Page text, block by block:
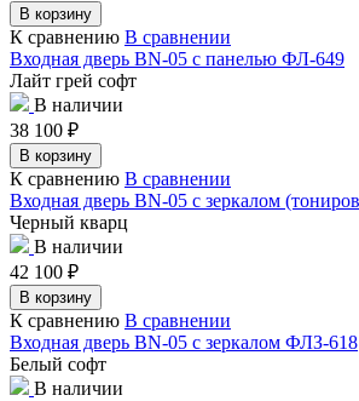
В корзину
К сравнению В сравнении
Входная дверь BN-05 с панелью ФЛ-649
Лайт грей софт
В наличии
38 100 ₽
В корзину
К сравнению В сравнении
Входная дверь BN-05 с зеркалом
Черный кварц
В наличии
42 100 ₽
В корзину
К сравнению В сравнении
Входная дверь BN-05 с зеркалом ФЛЗ-618
Белый софт
В наличии